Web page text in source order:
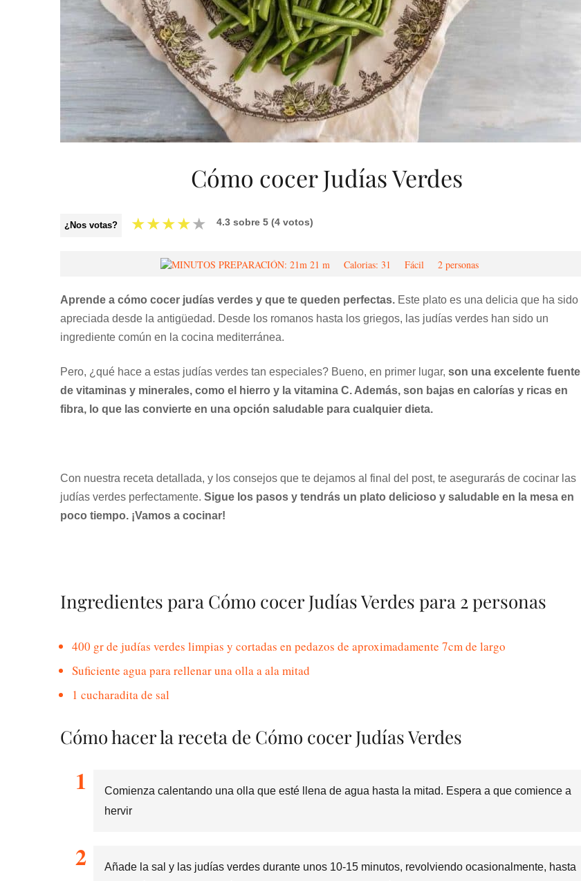
Cómo cocer Judías Verdes
¿Nos votas? ★★★★★ 4.3 sobre 5 (4 votos)
21 m Calorias: 31 Fácil 2 personas
Aprende a cómo cocer judías verdes y que te queden perfectas. Este plato es una delicia que ha sido
apreciada desde la antigüedad. Desde los romanos hasta los griegos, las judías verdes han sido un
ingrediente común en la cocina mediterránea.
Pero, ¿qué hace a estas judías verdes tan especiales? Bueno, en primer lugar, son una excelente fuente
de vitaminas y minerales, como el hierro y la vitamina C. Además, son bajas en calorías y ricas en
fibra, lo que las convierte en una opción saludable para cualquier dieta.
Con nuestra receta detallada, y los consejos que te dejamos al final del post, te asegurarás de cocinar las
judías verdes perfectamente. Sigue los pasos y tendrás un plato delicioso y saludable en la mesa en
poco tiempo. ¡Vamos a cocinar!
Ingredientes para Cómo cocer Judías Verdes para 2 personas
400 gr de judías verdes limpias y cortadas en pedazos de aproximadamente 7cm de largo
Suficiente agua para rellenar una olla a ala mitad
1 cucharadita de sal
Cómo hacer la receta de Cómo cocer Judías Verdes
Comienza calentando una olla que esté llena de agua hasta la mitad. Espera a que comience a
hervir
Añade la sal y las judías verdes durante unos 10-15 minutos, revolviendo ocasionalmente, hasta